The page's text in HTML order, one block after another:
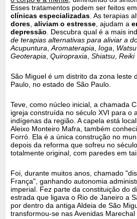
Esses tratamentos podem ser feitos
clínicas especializadas . As terapias
dores ,aliviam o estresse , ajudam a
depressão . Descubra qual é a mais
de terapias alternativas para aliviar a
Acupuntura ,Aromaterapia ,Ioga Watsu
Geoterapia ,Quiropraxia ,Shiatsu ,Reiki
São Miguel é um distrito da zona leste
Paulo, no estado de São Paulo.
Teve, como núcleo inicial, a chamada
igreja construída no século XVI para o
indígenas da região. A capela está
Aleixo Monteiro Mafra, também
Forró. Ela é a única construção no
depois da reforma que sofreu no
totalmente original, com paredes em
Foi, durante muitos anos, chamado
França", ganhando autonomia
imperial. Fez parte da constituição do
estrada que ligava o Rio de Janeiro a
por dentro da antiga Aldeia de São
transformou-se nas Avenidas Marechal